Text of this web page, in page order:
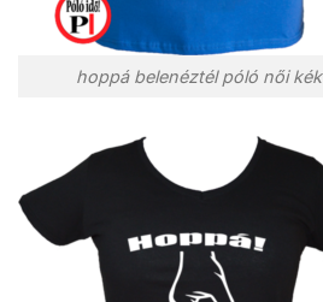
hoppá belenéztél póló női kék